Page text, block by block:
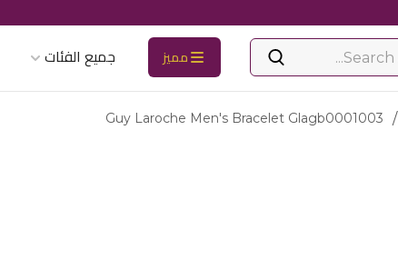
مميز جميع الفئات
/
Guy Laroche Men's Bracelet Glagb0001003